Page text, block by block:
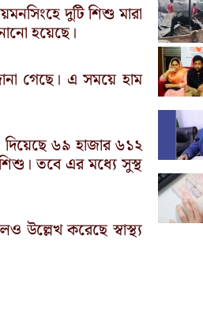
দুটি শিশু মারা
হয়েছে।
গেছে। এ সময়ে হাম
দিয়েছে ৬৯ হাজার ৬১২
তবে এর মধ্যে সুস্থ
উল্লেখ করেছে স্বাস্থ্য